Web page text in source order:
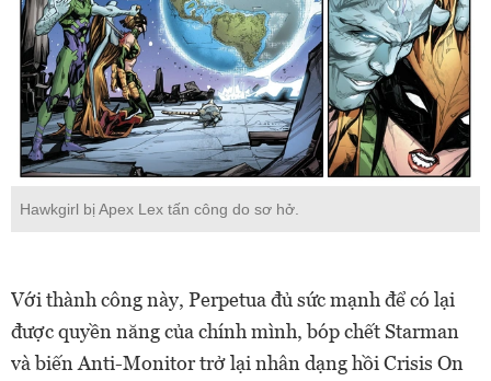
Hawkgirl bị Apex Lex tấn công do sơ hở.
Với thành công này, Perpetua đủ sức mạnh để có lại
được quyền năng của chính mình, bóp chết Starman
và biến Anti-Monitor trở lại nhân dạng hồi Crisis On